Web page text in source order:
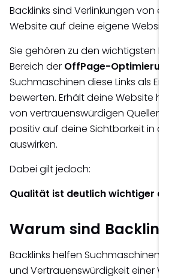
Backlinks sind Verlinkungen von
Website auf deine eigene Website.
Sie gehören zu den wichtigsten
Bereich der OffPage-Optimierung
Suchmaschinen diese Links als
bewerten. Erhält deine Website
von vertrauenswürdigen Quellen,
positiv auf deine Sichtbarkeit in den
auswirken.
Dabei gilt jedoch:
Qualität ist deutlich wichtiger als
Warum sind Backlinks
Backlinks helfen Suchmaschinen
und Vertrauenswürdigkeit einer